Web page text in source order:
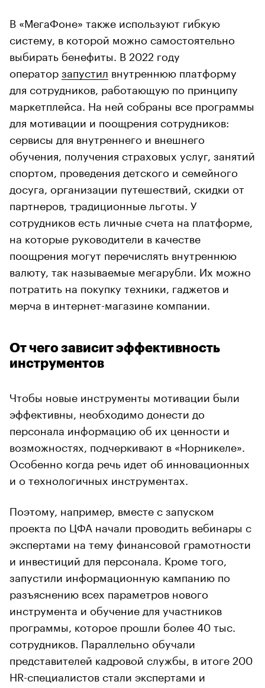
В «МегаФоне» также используют гибкую
систему, в которой можно самостоятельно
выбирать бенефиты. В 2022 году
операторзапустил внутреннюю платформу
для сотрудников, работающую по принципу
маркетплейса. На ней собраны все программы
для мотивации и поощрения сотрудников:
сервисы для внутреннего и внешнего
обучения, получения страховых услуг, занятий
спортом, проведения детского и семейного
досуга, организации путешествий, скидки от
партнеров, традиционные льготы. У
сотрудников есть личные счета на платформе,
на которые руководители в качестве
поощрения могут перечислять внутреннюю
валюту, так называемые мегарубли. Их можно
потратить на покупку техники, гаджетов и
мерча в интернет-магазине компании.
От чего зависит эффективность
инструментов
Чтобы новые инструменты мотивации были
эффективны, необходимо донести до
персонала информацию об их ценности и
возможностях, подчеркивают в «Норникеле».
Особенно когда речь идет об инновационных
и о технологичных инструментах.
Поэтому, например, вместе с запуском
проекта по ЦФА начали проводить вебинары с
экспертами на тему финансовой грамотности
и инвестиций для персонала. Кроме того,
запустили информационную кампанию по
разъяснению всех параметров нового
инструмента и обучение для участников
программы, которое прошли более 40 тыс.
сотрудников. Параллельно обучали
представителей кадровой службы, в итоге 200
HR-специалистов стали экспертами и